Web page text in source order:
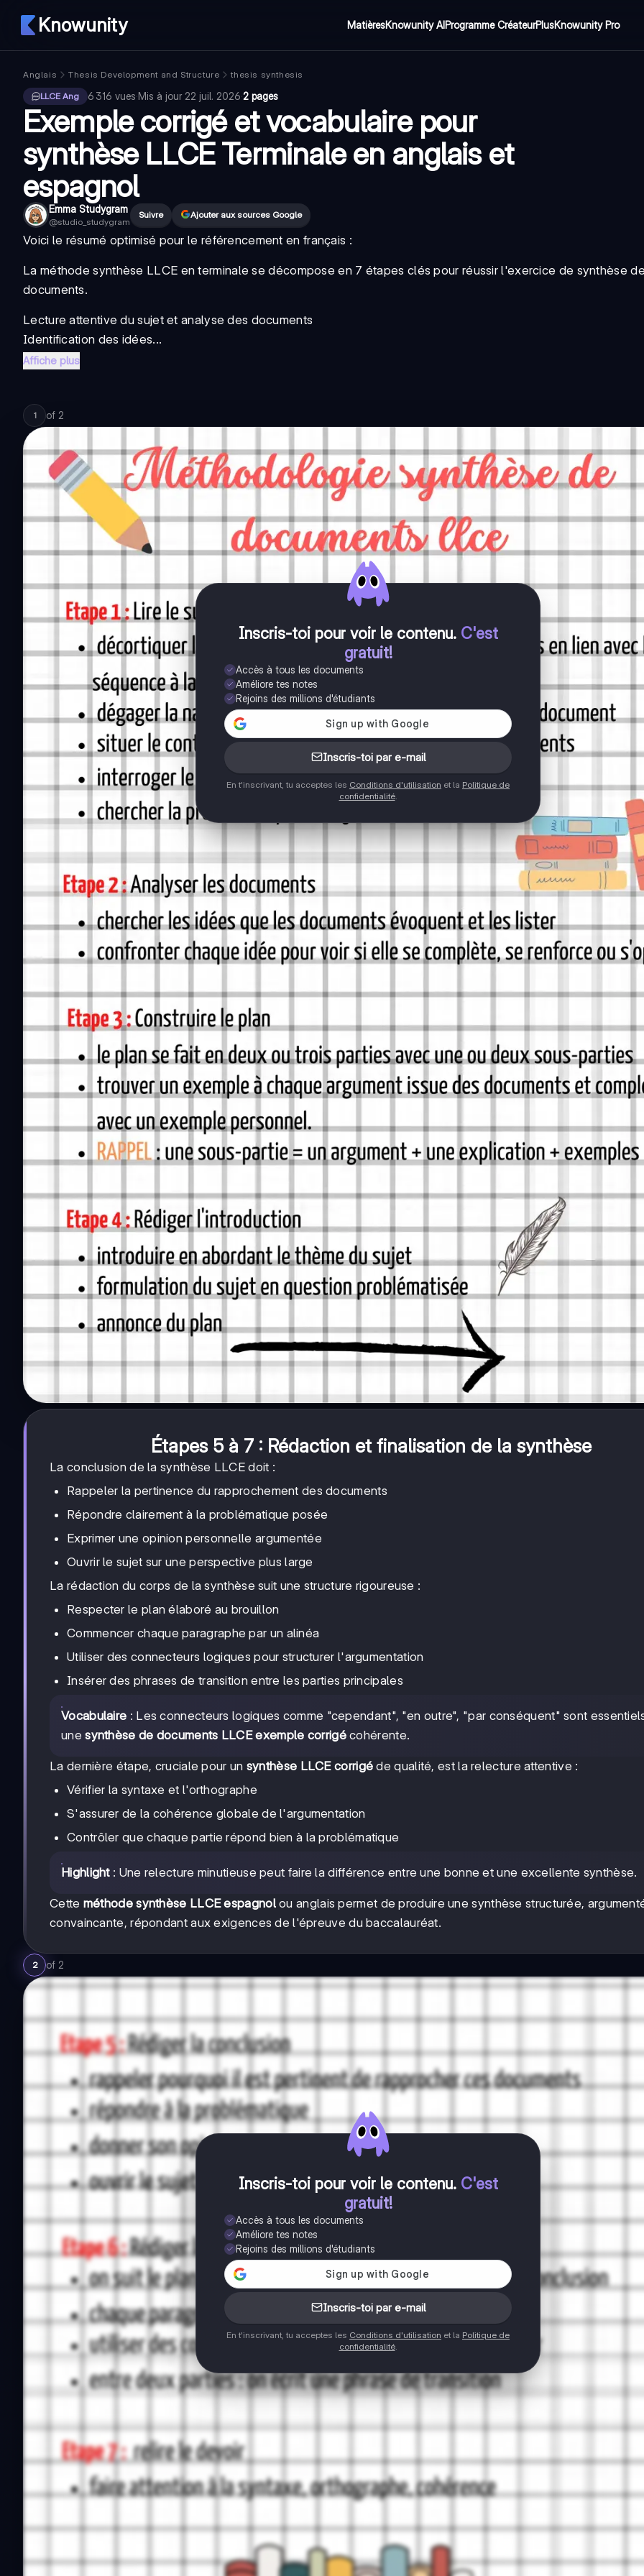
Knowunity MatièresKnowunity AIProgramme CréateurPlusKnowunity Pro
Anglais Thesis Development and Structure
thesis synthesis
LLCE Ang
6 316 vues·Mis à jour 22 juil. 2026·2 pages
Exemple corrigé et vocabulaire pour
synthèse LLCE Terminale en anglais et
espagnol
Emma Studygram
@studio_studygram
Suivre Ajouter aux sources Google
Voici le résumé optimisé pour le référencement en français :
La méthode synthèse LLCE en terminale se décompose en 7 étapes clés pour réussir l'exercice de synthèse de
documents.
Lecture attentive du sujet et analyse des documents
Identification des idées...
Affiche plus
1 of 2
Inscris-toi pour voir le contenu. C'est
gratuit!
Accès à tous les documents
Améliore tes notes
Rejoins des millions d'étudiants
Inscris-toi par e-mail
En t'inscrivant, tu acceptes les Conditions d'utilisation et la Politique de
confidentialité.
Étapes 5 à 7 : Rédaction et finalisation de la synthèse
La conclusion de la synthèse LLCE doit :
Rappeler la pertinence du rapprochement des documents
Répondre clairement à la problématique posée
Exprimer une opinion personnelle argumentée
Ouvrir le sujet sur une perspective plus large
La rédaction du corps de la synthèse suit une structure rigoureuse :
Respecter le plan élaboré au brouillon
Commencer chaque paragraphe par un alinéa
Utiliser des connecteurs logiques pour structurer l'argumentation
Insérer des phrases de transition entre les parties principales
Vocabulaire : Les connecteurs logiques comme "cependant", "en outre", "par conséquent" sont
unesynthèse de documents LLCE exemple corrigécohérente.
La dernière étape, cruciale pour un synthèse LLCE corrigé de qualité, est la relecture attentive :
Vérifier la syntaxe et l'orthographe
S'assurer de la cohérence globale de l'argumentation
Contrôler que chaque partie répond bien à la problématique
Highlight: Une relecture minutieuse peut faire la différence entre une bonne et une excellente synthèse.
Cette méthode synthèse LLCE espagnolou anglais permet de produire une synthèse structurée,
convaincante, répondant aux exigences de l'épreuve du baccalauréat.
2 of 2
Inscris-toi pour voir le contenu. C'est
gratuit!
Accès à tous les documents
Améliore tes notes
Rejoins des millions d'étudiants
Inscris-toi par e-mail
En t'inscrivant, tu acceptes les Conditions d'utilisation et la Politique de
confidentialité.